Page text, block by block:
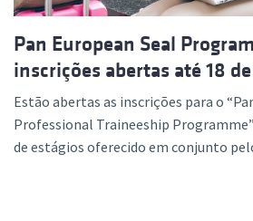
Pan European Seal
inscrições abertas até 18
Estão abertas as inscrições para o
Professional Traineeship
de estágios oferecido em conjunto